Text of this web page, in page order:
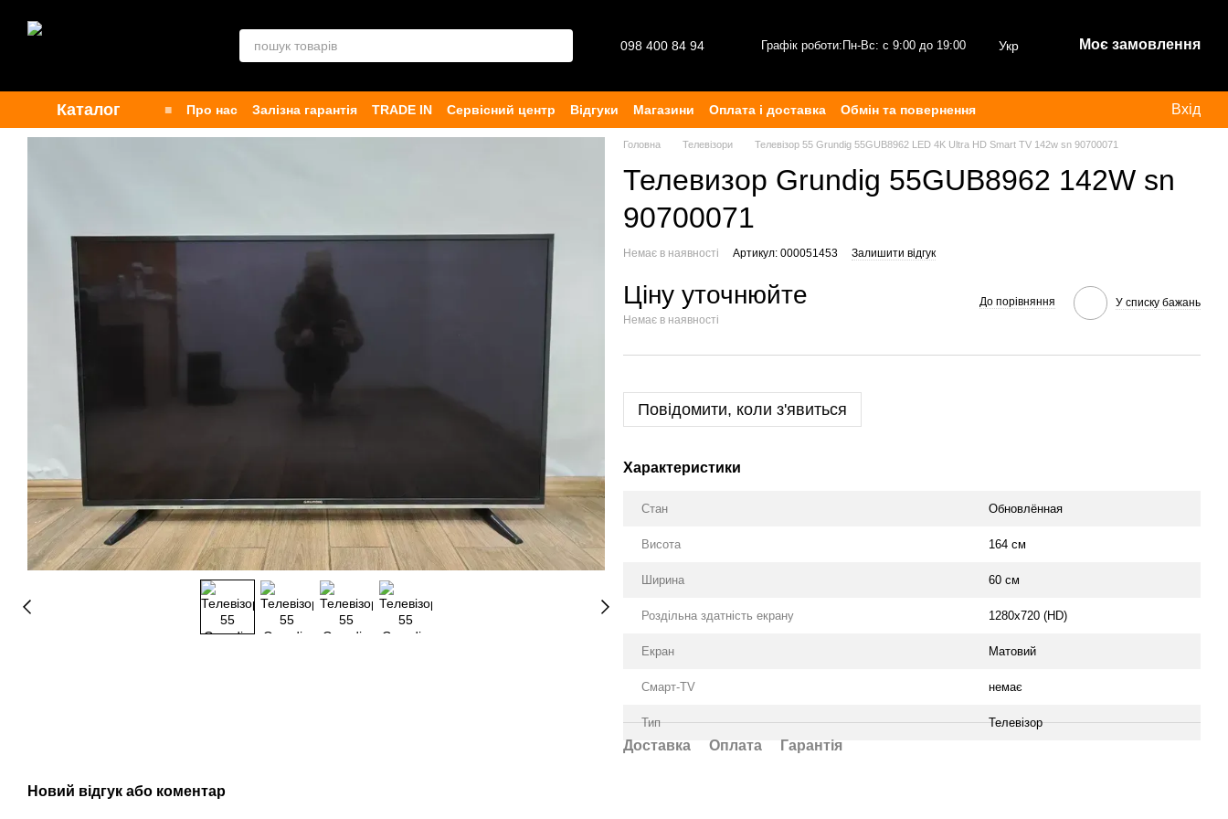
098 400 84 94‬ Графік роботи: Пн-Вс: с 9:00 до 19:00 Укр Моє замовлення
Каталог ■ Про нас Залізна гарантія TRADE IN Сервісний центр Відгуки Магазини Оплата і доставка
Обмін та повернення
Контакти
Бренди Публічна оферта
Вхід
Головна Телевізори Телевізор 55 Grundig 55GUB8962 LED 4K Ultra HD Smart TV 142w sn 90700071
Телевизор Grundig 55GUB8962 142W sn
90700071
Немає в наявності Артикул: 000051453 Залишити відгук
Ціну уточнюйте
Немає в наявності
До порівняння У списку бажань
Повідомити, коли з'явиться
Характеристики
Стан Обновлённая
Висота 164 см
Ширина 60 см
Роздільна здатність екрану 1280x720 (HD)
Екран Матовий
Смарт-TV немає
Тип Телевізор
Доставка Оплата Гарантія
Новий відгук або коментар